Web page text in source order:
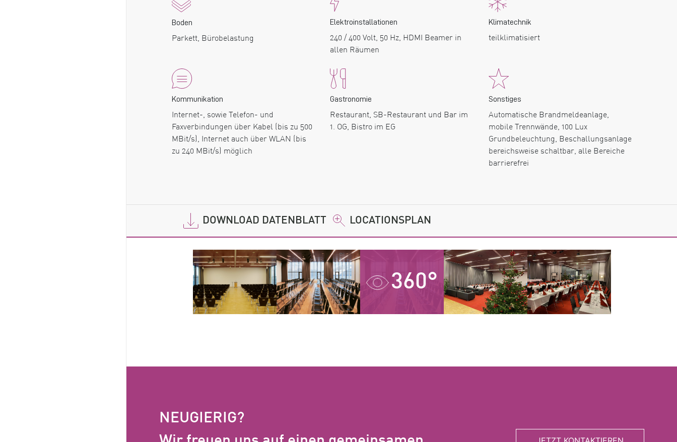
Boden
Parkett, Bürobelastung
Elektroinstallationen
240 / 400 Volt, 50 Hz, HDMI Beamer in
allen Räumen
Klimatechnik
teilklimatisiert
Kommunikation
Internet-, sowie Telefon- und
Faxverbindungen über Kabel (bis zu 500
MBit/s), Internet auch über WLAN (bis
zu 240 MBit/s) möglich
Gastronomie
Restaurant, SB-Restaurant und Bar im
1. OG, Bistro im EG
Sonstiges
Automatische Brandmeldeanlage,
mobile Trennwände, 100 Lux
Grundbeleuchtung, Beschallungsanlage
bereichsweise schaltbar, alle Bereiche
barrierefrei
DOWNLOAD DATENBLATT LOCATIONSPLAN
360°
NEUGIERIG?